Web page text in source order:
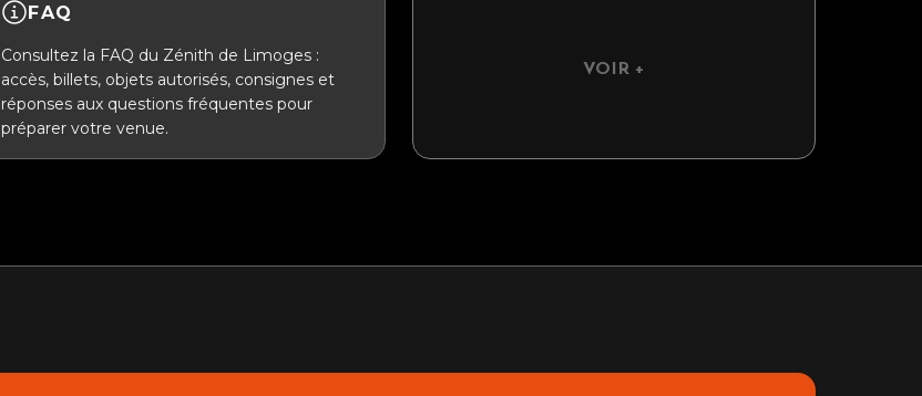
FAQ
Consultez la FAQ du Zénith de Limoges :
accès, billets, objets autorisés, consignes et
réponses aux questions fréquentes pour
préparer votre venue.
VOIR +